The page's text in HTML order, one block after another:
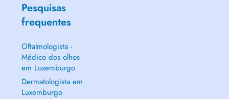
Pesquisas
frequentes
Oftalmologista -
Médico dos olhos
em Luxemburgo
Dermatologista em
Luxemburgo